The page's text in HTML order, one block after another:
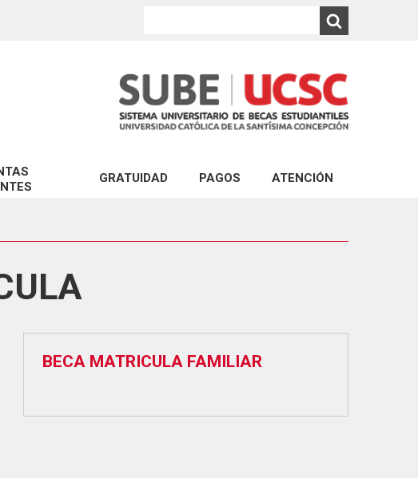
GESTIÓN FINANCIERA ESTUDIANTIL
GRATUIDAD PAGOS
ABONOS AL ARANCEL DE CARRERAS DE
PAGO POR REPOSICIÓN DE ESTUDIOS
ATENCIÓN
CONSULTA VIA PORTAL
BECA MATRICULA FAMILIAR